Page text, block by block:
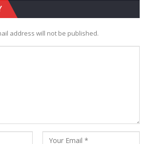
address will not be published.